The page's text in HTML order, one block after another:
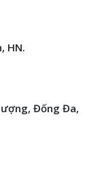
HN.
Đống Đa,